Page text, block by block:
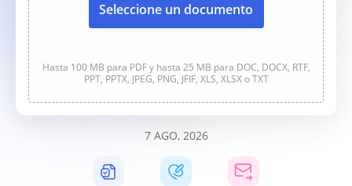
Seleccione un documento
Hasta 100 MB para PDF y hasta 25 MB para DOC, DOCX, RTF,
PPT, PPTX, JPEG, PNG, JFIF, XLS, XLSX o TXT
7 AGO, 2026